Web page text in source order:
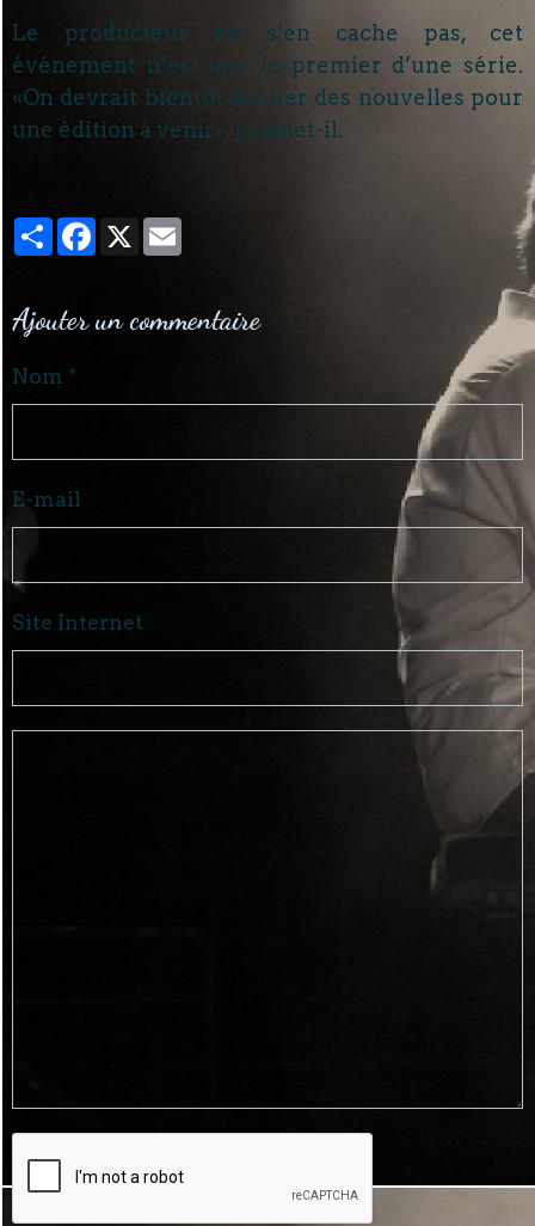
Le producteur ne s’en cache pas, cet
événement n’est que le premier d’une série.
«On devrait bientôt donner des nouvelles pour
une édition à venir», promet-il.
PartagerFacebook
X
Ajouter un commentaire
Nom
E-mail
Site Internet